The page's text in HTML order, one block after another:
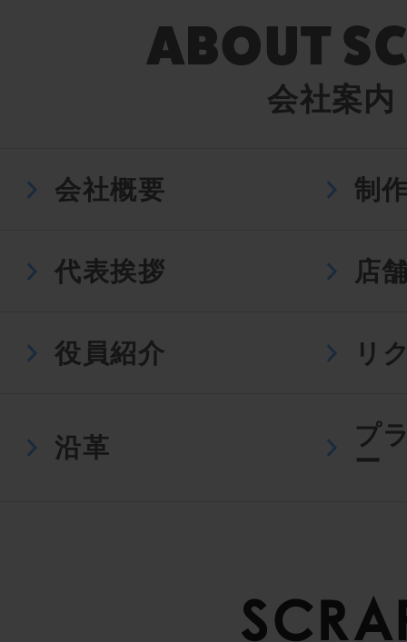
会社案内
会社概要 制
代表挨拶 店
役員紹介 リ
沿革
プ
ー